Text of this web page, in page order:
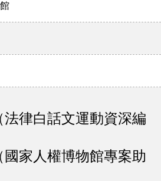
律白話文運動資深編
家人權博物館專案助